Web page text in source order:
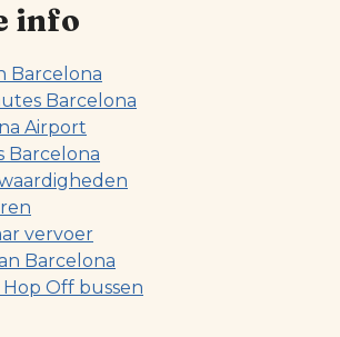
info
Barcelona
Barcelona
Airport
Barcelona
vervoer
Barcelona
Off bussen